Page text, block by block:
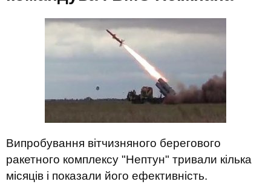
Випробування вітчизняного берегового
ракетного комплексу "Нептун" тривали кілька
місяців і показали його ефективність.